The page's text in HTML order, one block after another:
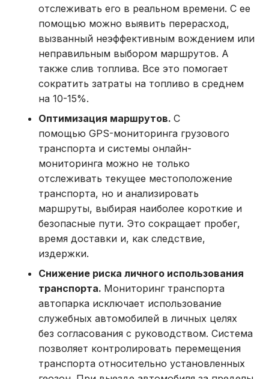
отслеживать его в реальном времени. С ее
помощью можно выявить перерасход,
вызванный неэффективным вождением или
неправильным выбором маршрутов. А
также слив топлива. Все это помогает
сократить затраты на топливо в среднем
на 10-15%.
Оптимизация маршрутов. С
помощью GPS-мониторинга грузового
транспорта и системы онлайн-
мониторинга можно не только
отслеживать текущее местоположение
транспорта, но и анализировать
маршруты, выбирая наиболее короткие и
безопасные пути. Это сокращает пробег,
время доставки и, как следствие,
издержки.
Снижение риска личного использования
транспорта. Мониторинг транспорта
автопарка исключает использование
служебных автомобилей в личных целях
без согласования с руководством. Система
позволяет контролировать перемещения
транспорта относительно установленных